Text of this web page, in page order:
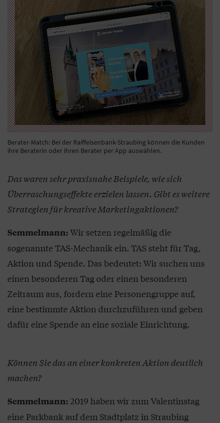
Berater-Match: Bei der Raiffeisenbank-Straubing können die Kunden
ihre Beraterin oder ihren Berater per App auswählen.
Das waren sehr praxisnahe Beispiele, wie sich
Überraschungseffekte erzielen lassen. Gibt es weitere
Strategien für kreative Marketingaktionen?
Semmelmann: Wir setzen regelmäßig die
sogenannte TAS-Mechanik ein. TAS steht für Tag,
Aktion und Spende. Das bedeutet: Wir suchen uns
einen besonderen Tag oder einen besonderen
Zeitraum aus, fordern eine Personengruppe auf,
eine bestimmte Aktion durchzuführen und geben
dafür eine Spende an eine soziale Einrichtung.
Können Sie das an einer konkreten Aktion deutlich
machen?
Semmelmann: 2019 haben wir zum Valentinstag
eine Parkbank auf dem Stadtplatz in Straubing